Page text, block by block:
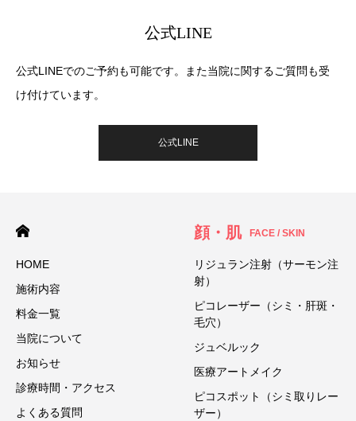
公式LINE
公式LINEでのご予約も可能です。また当院に関するご質問も受
け付けています。
公式LINE
HOME
施術内容
料金一覧
当院について
お知らせ
診療時間・アクセス
よくある質問
顔・肌 FACE / SKIN
リジュラン注射（サーモン注
射）
ピコレーザー（シミ・肝斑・
毛穴）
ジュベルック
医療アートメイク
ピコスポット（シミ取りレー
ザー）